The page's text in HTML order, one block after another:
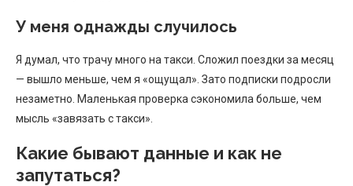
У меня однажды случилось
Я думал, что трачу много на такси. Сложил поездки за месяц
— вышло меньше, чем я «ощущал». Зато подписки подросли
незаметно. Маленькая проверка сэкономила больше, чем
мысль «завязать с такси».
Какие бывают данные и как не
запутаться?